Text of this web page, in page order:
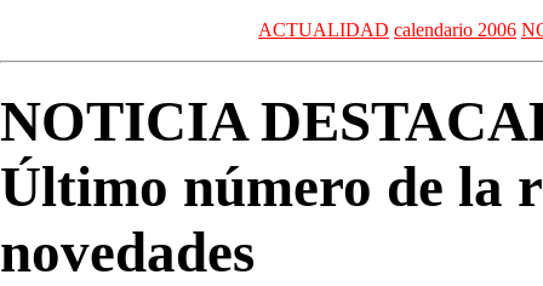
ACTUALIDAD calendario 2006
NOTICIA
Último número de la
novedades